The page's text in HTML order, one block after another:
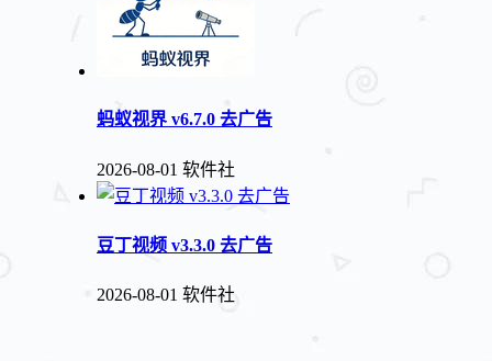
蚂蚁视界 v6.7.0 去广告
2026-08-01 软件社
豆丁视频 v3.3.0 去广告
2026-08-01 软件社